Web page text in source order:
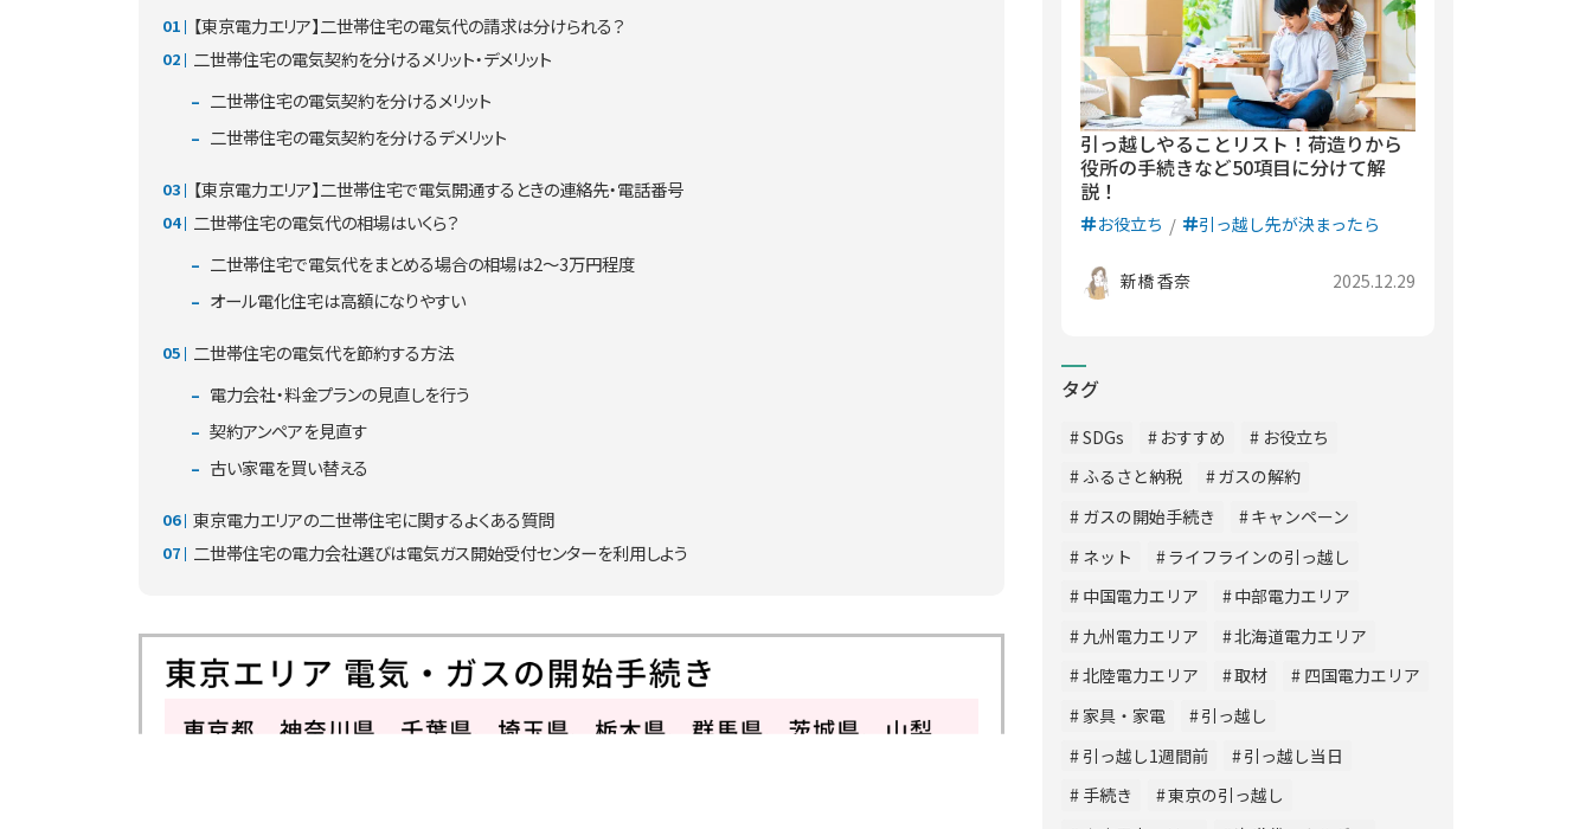
【東京電力エリア】二世帯住宅の電気代の請求は分けられる？
二世帯住宅の電気契約を分けるメリット・デメリット
二世帯住宅の電気契約を分けるメリット
二世帯住宅の電気契約を分けるデメリット
【東京電力エリア】二世帯住宅で電気開通するときの連絡先・電話番号
二世帯住宅の電気代の相場はいくら？
二世帯住宅で電気代をまとめる場合の相場は2～3万円程度
オール電化住宅は高額になりやすい
二世帯住宅の電気代を節約する方法
電力会社・料金プランの見直しを行う
契約アンペアを見直す
古い家電を買い替える
東京電力エリアの二世帯住宅に関するよくある質問
二世帯住宅の電力会社選びは電気ガス開始受付センターを利用しよう
引っ越しやることリスト！荷造りから
役所の手続きなど50項目に分けて解
説！
お役立ち 引っ越し先が決まったら
新橋 香奈 2025.12.29
タグ
SDGs おすすめ
お役立ち
ふるさと納税
ガスの解約
ガスの開始手続き
キャンペーン
ネット
ライフラインの引っ越し
中国電力エリア
中部電力エリア
九州電力エリア
北海道電力エリア
北陸電力エリア
取材
四国電力エリア
家具・家電
引っ越し
引っ越し1週間前
引っ越し当日
手続き
東京の引っ越し